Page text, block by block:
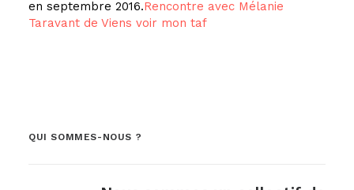
en septembre 2016.Rencontre avec Mélanie
Taravant de Viens voir mon taf
QUI SOMMES-NOUS ?